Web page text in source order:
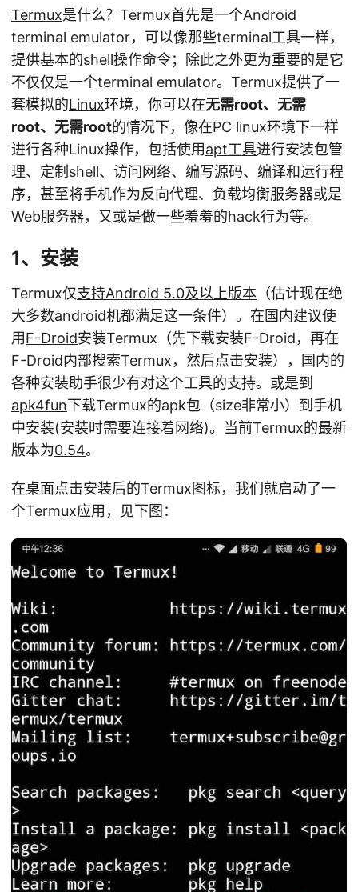
Termux是什么？Termux首先是一个Android
terminal emulator，可以像那些terminal工具一样，
提供基本的shell操作命令；除此之外更为重要的是它
不仅仅是一个terminal emulator。Termux提供了一
套模拟的Linux环境，你可以在无需root、无需
root、无需root的情况下，像在PC linux环境下一样
进行各种Linux操作，包括使用apt工具进行安装包管
理、定制shell、访问网络、编写源码、编译和运行程
序，甚至将手机作为反向代理、负载均衡服务器或是
Web服务器，又或是做一些羞羞的hack行为等。
1、安装
Termux仅支持Android 5.0及以上版本 （估计现在绝
大多数android机都满足这一条件）。在国内建议使
用F-Droid安装Termux（先下载安装F-Droid，再在
F-Droid内部搜索Termux，然后点击安装），国内的
各种安装助手很少有对这个工具的支持。或是到
apk4fun下载Termux的apk包（size非常小）到手机
中安装(安装时需要连接着网络)。当前Termux的最新
版本为0.54。
在桌面点击安装后的Termux图标，我们就启动了一
个Termux应用，见下图：